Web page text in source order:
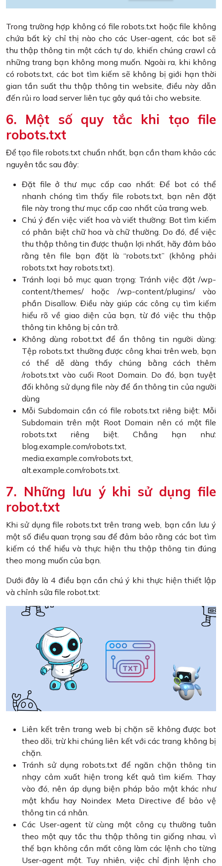
Trong trường hợp không có file robots.txt hoặc file không
chứa bất kỳ chỉ thị nào cho các User-agent, các bot sẽ
thu thập thông tin một cách tự do, khiến chúng crawl cả
những trang bạn không mong muốn. Ngoài ra, khi không
có robots.txt, các bot tìm kiếm sẽ không bị giới hạn thời
gian tần suất thu thập thông tin website, điều này dẫn
đến rủi ro load server liên tục gây quá tải cho website.
6. Một số quy tắc khi tạo file
robots.txt
Để tạo file robots.txt chuẩn nhất, bạn cần tham khảo các
nguyên tắc sau đây:
Đặt file ở thư mục cấp cao nhất: Để bot có thể
nhanh chóng tìm thấy file robots.txt, bạn nên đặt
file này trong thư mục cấp cao nhất của trang web.
Chú ý đến việc viết hoa và viết thường: Bot tìm kiếm
có phân biệt chữ hoa và chữ thường. Do đó, để việc
thu thập thông tin được thuận lợi nhất, hãy đảm bảo
rằng tên file bạn đặt là “robots.txt” (không phải
robots.txt hay robots.txt).
Tránh loại bỏ mục quan trọng: Tránh việc đặt /wp-
content/themes/ hoặc /wp-content/plugins/ vào
phần Disallow. Điều này giúp các công cụ tìm kiếm
hiểu rõ về giao diện của bạn, từ đó việc thu thập
thông tin không bị cản trở.
Không dùng robot.txt để ẩn thông tin người dùng:
Tệp robots.txt thường được công khai trên web, bạn
có thể dễ dàng thấy chúng bằng cách thêm
/robots.txt vào cuối Root Domain. Do đó, bạn tuyệt
đối không sử dụng file này để ẩn thông tin của người
dùng
Mỗi Subdomain cần có file robots.txt riêng biệt: Mỗi
Subdomain trên một Root Domain nên có một file
robots.txt riêng biệt. Chẳng hạn như:
blog.example.com/robots.txt,
media.example.com/robots.txt,
alt.example.com/robots.txt.
7. Những lưu ý khi sử dụng file
robot.txt
Khi sử dụng file robots.txt trên trang web, bạn cần lưu ý
một số điều quan trọng sau để đảm bảo rằng các bot tìm
kiếm có thể hiểu và thực hiện thu thập thông tin đúng
theo mong muốn của bạn.
Dưới đây là 4 điều bạn cần chú ý khi thực hiện thiết lập
và chỉnh sửa file robot.txt:
Liên kết trên trang web bị chặn sẽ không được bot
theo dõi, trừ khi chúng liên kết với các trang không bị
chặn.
Tránh sử dụng robots.txt để ngăn chặn thông tin
nhạy cảm xuất hiện trong kết quả tìm kiếm. Thay
vào đó, nên áp dụng biện pháp bảo mật khác như
mật khẩu hay Noindex Meta Directive để bảo vệ
thông tin cá nhân.
Các User-agent từ cùng một công cụ thường tuân
theo một quy tắc thu thập thông tin giống nhau, vì
thế bạn không cần mất công làm các lệnh cho từng
User-agent một. Tuy nhiên, việc chỉ định lệnh cho